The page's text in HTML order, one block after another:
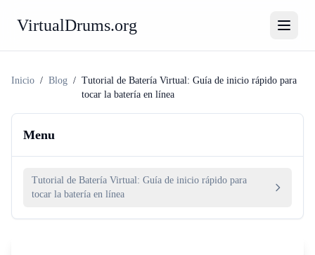
VirtualDrums.org
Inicio / Blog / Tutorial de Batería Virtual: Guía de inicio rápido para
tocar la batería en línea
Menu
Tutorial de Batería Virtual: Guía de inicio rápido para
tocar la batería en línea